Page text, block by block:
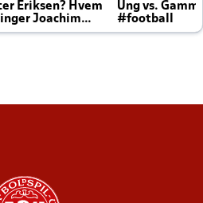
Eriksen? Hvem
Joachim
Ung vs.
#football